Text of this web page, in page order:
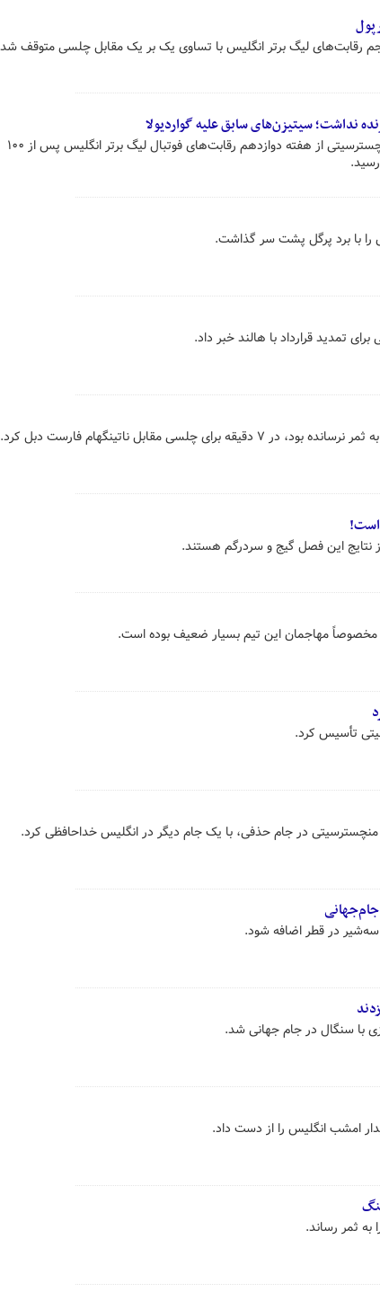
رقابت‌های لیگ برتر انگلیس با تساوی یک بر یک مقابل چلسی متوقف
نداشت؛ سیتیزن‌های سابق علیه گواردیولا
دیدار حساس و تماشایی تیم‌های چلسی و منچسترسیتی از هفته دوازدهم رقابت‌های فوتبال لیگ برتر انگلیس پس از ۱۰۰
را با برد پرگل پشت سر گذاشت.
تمدید قرارداد با هالند خبر داد.
مقابل ناتینگهام فارست دبل کرد.
است!
این فصل گیج و سردرگم هستند.
مهاجمان این تیم بسیار ضعیف بوده است.
تأسیس کرد.
در قطر اضافه شود.
با سنگال در جام جهانی شد.
امشب انگلیس را از دست داد.
به ثمر رساند.